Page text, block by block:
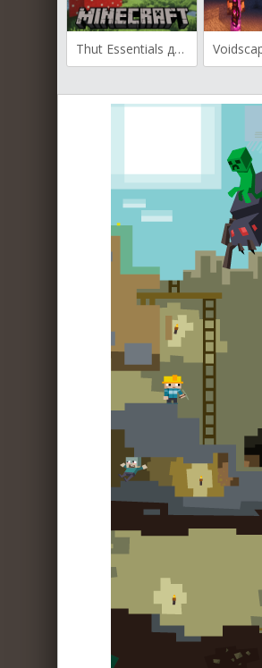
Thut Essentials для Майнкрафт [1.20.1, 1.19.2, 1.18.2]